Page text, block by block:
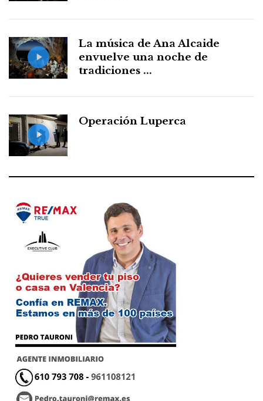
La música de Ana Alcaide
envuelve una noche de
tradiciones ...
Operación Luperca